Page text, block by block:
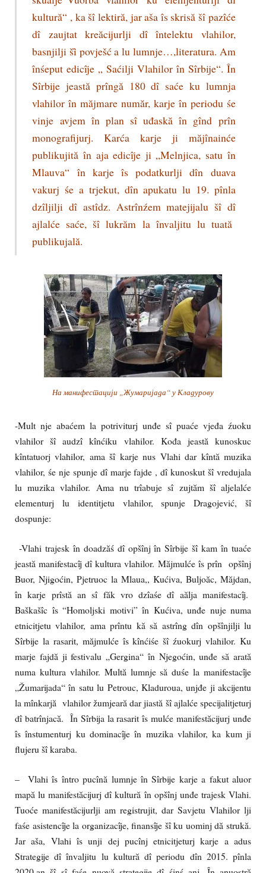
kultură“ , ka šî lektiră, jar aša îs skrisă šî pazîće
dî zaujtat kreăcijurlji dî întelektu vlahilor,
basnjilji šȋ povješć a lu lumnje…,literatura. Am
înśeput edicîje „ Saćilji Vlahilor în Sîrbije“. În
Sîrbije jeastă prîngă 180 dî saće ku lumnja
vlahilor în măjmare număr, karje în periodu śe
vinje avjem în plan sî uđaskă în gînd prîn
monografijurj. Karća karje ji măjînainće
publikujită în aja edicîje ji „Melnjica, satu în
Mlauva“ în karje îs podatkurlji dîn duava
vakurj śe a trjekut, dîn apukatu lu 19. pînla
dzîljilji dî astîdz. Astrînźem matejijalu šî dî
ajlalće saće, šî lukrăm la învaljitu lu tuată
publikujală.
На манифестацији „Жумаријада“ у Кладурову
-Mult nje abaćem la potriviturj unđe sî puaće vjeđa źuoku
vlahilor šî audzî kînćiku vlahilor. Kođa jeastă kunoskuc
kîntatuorj vlahilor, ama šî karje nus Vlahi dar kîntă muzika
vlahilor, śe nje spunje dî marje fajde , dî kunoskut šî vredujala
lu muzika vlahilor. Ama nu trîabuje sî zujtăm šî aljelalće
elementurj lu identitjetu vlahilor, spunje Dragojević, šî
dospunje:
-Vlahi trajesk în doadzăś dî opšînj în Sîrbije šî kam în tuaće
jeastă manifestacîj dî kultura vlahilor. Măjmulće îs prîn opšînj
Buor, Njigoćin, Pjetruoc la Mlaua,, Kućiva, Buljoăc, Măjdan,
în karje prîstă an sî făk vro dzîaśe dî aălja manifestacîj.
Baškašîc îs “Homoljski motivi” în Kućiva, unđe nuje numa
etnicitjetu vlahilor, ama prîntu kă să astrîng dîn opšînjilji lu
Sîrbije la rasarit, măjmulće îs kînćiśe šî źuokurj vlahilor. Ku
marje fajdă ji festivalu „Gergina“ în Njegoćin, unđe să arată
numa kultura vlahilor. Multă lumnje să duśe la manifestacîje
„Žumarijada“ în satu lu Petrouc, Kladuroua, unjđe ji akcijentu
la mînkarjă vlahilor žumjeară dar jiastă šî ajlalće specijalitjeturj
dî batrînjacă. În Sîrbija la rasarit îs mulće manifestăcijurj unđe
îs înstumenturj ku dominacîje în muzika vlahilor, ka kum ji
flujeru šî karaba.
– Vlahi îs întro pucînă lumnje în Sîrbije karje a fakut aluor
mapă lu manifestăcijurj dî kultură în opšînj unđe trajesk Vlahi.
Tuoće manifestăcijurlji am registrujit, dar Savjetu Vlahilor lji
faśe asistencîje la organizacîje, finansîje šî ku uominj dă strukă.
Jar aša, Vlahi îs unji dej pucînj etnicitjeturj karje a adus
Strategije dî învaljitu lu kultură dî periodu dîn 2015. pînla